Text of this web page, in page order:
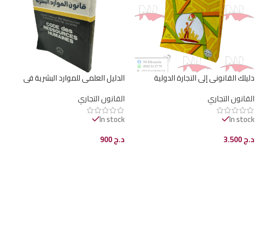
دليلك القانوني إلى التجارة الدولية
القانون التجاري
In stock
د.ج3.500
الدليل العلمي للموارد البشرية في
HM093
القانون التجاري
In stock
د.ج900